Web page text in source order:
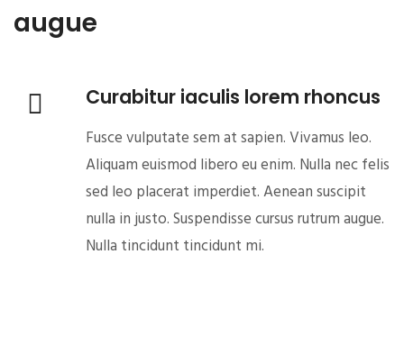
augue
Curabitur iaculis lorem rhoncus
Fusce vulputate sem at sapien. Vivamus leo.
Aliquam euismod libero eu enim. Nulla nec felis
sed leo placerat imperdiet. Aenean suscipit
nulla in justo. Suspendisse cursus rutrum augue.
Nulla tincidunt tincidunt mi.